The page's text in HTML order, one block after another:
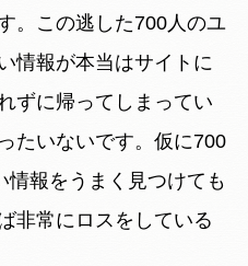
。この逃した700人のユ
情報が本当はサイトに
ずに帰ってしまってい
たいないです。仮に700
情報をうまく見つけても
非常にロスをしている